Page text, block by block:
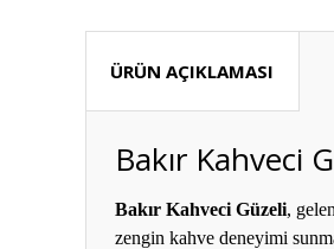
ÜRÜN AÇIKLAMASI
Bakır Kahveci
Bakır Kahveci Güzeli,
zengin kahve deneyimi